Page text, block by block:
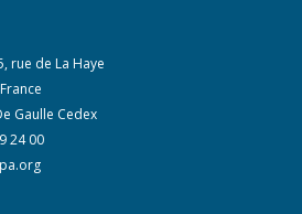
rue de La Haye
Gaulle Cedex
24 00